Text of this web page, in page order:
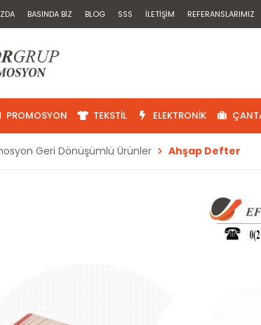
BASINDA BIZ BLOG SSS İLETIŞIM REFERANSLARIMIZ
PROMOSYON TEKSTIL ELEKTRONIK
Geri Dönüşümlü Ürünler Ahşap Defter